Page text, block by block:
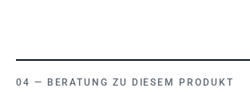
BERATUNG ZU DIESEM PRODUKT